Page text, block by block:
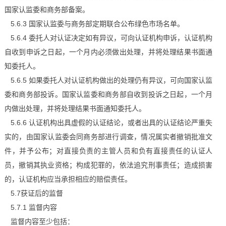
国家认监委和商务部备案。
5.6.3 国家认监委与商务部定期联合公布绿色市场名单。
5.6.4 委托人对认证决定如有异议，可向认证机构申诉，认证机构
自收到申诉之日起，一个月内必须做出处理，并将处理结果书面通
知委托人。
5.6.5 如果委托人对认证机构做出的处理仍有异议，可向国家认监
委和商务部投诉。国家认监委和商务部自收到投诉之日起，一个月
内做出处理，并将处理结果书面通知委托人。
5.6.6 认证机构出具虚假的认证结论，或者出具的认证结论严重失
实的，由国家认监委会同商务部进行调查，情况属实者撤销批准文
件，并予公布；对直接负责的主管人员和负有直接责任的认证人
员，撤销其执业资格；构成犯罪的，依法追究刑事责任；造成损害
的，认证机构应当承担相应的赔偿责任。
5.7获证后的监督
5.7.1 监督内容
监督内容至少包括：